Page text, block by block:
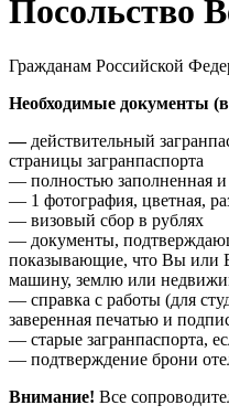
Посольство
Гражданам Российской
Необходимые документы
— действительный
страницы загранпаспорта
— полностью заполненная и
— 1 фотография, цветная,
— визовый сбор в рублях
— документы,
показывающие, что Вы или
машину, землю или
— справка с работы (для
заверенная печатью и
— старые загранпаспорта,
— подтверждение брони
Внимание! Все